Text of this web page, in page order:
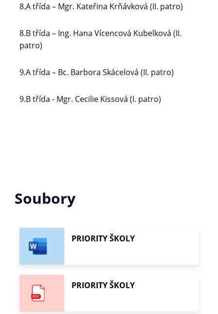
8.A třída – Mgr. Kateřina Krňávková (II. patro)
8.B třída – Ing. Hana Vícencová Kubelková (II.
patro)
9.A třída – Bc. Barbora Skácelová (II. patro)
9.B třída - Mgr. Cecilie Kissová (I. patro)
Soubory
PRIORITY ŠKOLY
PRIORITY ŠKOLY